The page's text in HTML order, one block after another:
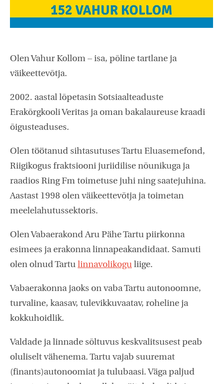
Olen Vahur Kollom – isa, põline tartlane ja
väikeettevõtja.
2002. aastal lõpetasin Sotsiaalteaduste
Erakõrgkooli Veritas ja oman bakalaureuse kraadi
õigusteaduses.
Olen töötanud sihtasutuses Tartu Eluasemefond,
Riigikogus fraktsiooni juriidilise nõunikuga ja
raadios Ring Fm toimetuse juhi ning saatejuhina.
Aastast 1998 olen väikeettevõtja ja toimetan
meelelahutussektoris.
Olen Vabaerakond Aru Pähe Tartu piirkonna
esimees ja erakonna linnapeakandidaat. Samuti
olen olnud Tartu linnavolikogu liige.
Vabaerakonna jaoks on vaba Tartu autonoomne,
turvaline, kaasav, tulevikkuvaatav, roheline ja
kokkuhoidlik.
Valdade ja linnade sõltuvus keskvalitsusest peab
oluliselt vähenema. Tartu vajab suuremat
(finants)autonoomiat ja tulubaasi. Väga paljud